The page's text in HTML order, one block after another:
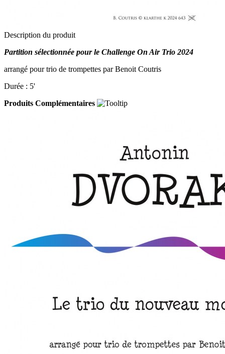
Description du produit
Partition sélectionnée pour le Challenge On Air Trio 2024
arrangé pour trio de trompettes par Benoit Coutris
Durée : 5'
Produits Complémentaires